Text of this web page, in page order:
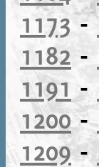
1173-
1182 -
1191 -
1200-
1209-